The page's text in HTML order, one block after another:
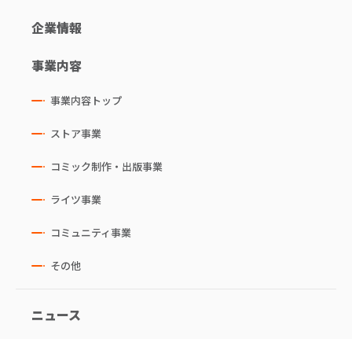
企業情報
事業内容
事業内容トップ
ストア事業
コミック制作・出版事業
ライツ事業
コミュニティ事業
その他
ニュース